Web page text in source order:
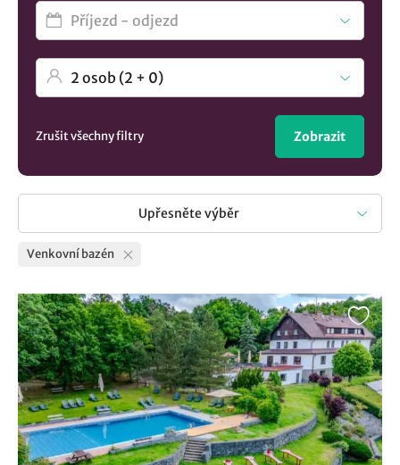
Zrušit všechny filtry Zobrazit
Upřesněte výběr
Venkovní bazén